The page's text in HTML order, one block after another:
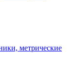
метрические